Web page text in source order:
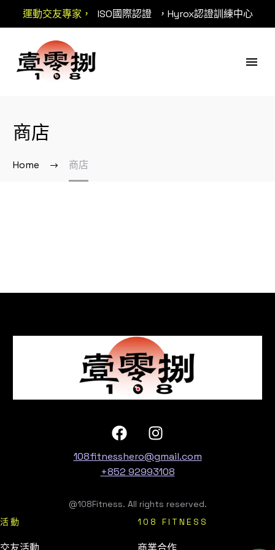
運動交友專家， ISO國際認證 ，Hyrox認證訓練中心
商店
Home 商店
108fitnesshero@gmail.com
+852 92993108
@108Fitness. All rights reserved.
活動
108 FITNESS